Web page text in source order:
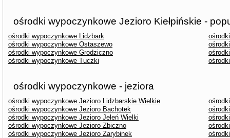
ośrodki wypoczynkowe Jezioro Kiełpińskie -
ośrodki wypoczynkowe Lidzbark
ośrodki wypoczynkowe Ostaszewo
ośrodki wypoczynkowe Grodziczno
ośrodki wypoczynkowe Tuczki
ośrodki wypoczynkowe - jeziora
ośrodki wypoczynkowe Jezioro Lidzbarskie Wielkie
ośrodki wypoczynkowe Jezioro Bachotek
ośrodki wypoczynkowe Jezioro Jeleń Wielki
ośrodki wypoczynkowe Jezioro Zbiczno
ośrodki wypoczynkowe Jezioro Zarybinek